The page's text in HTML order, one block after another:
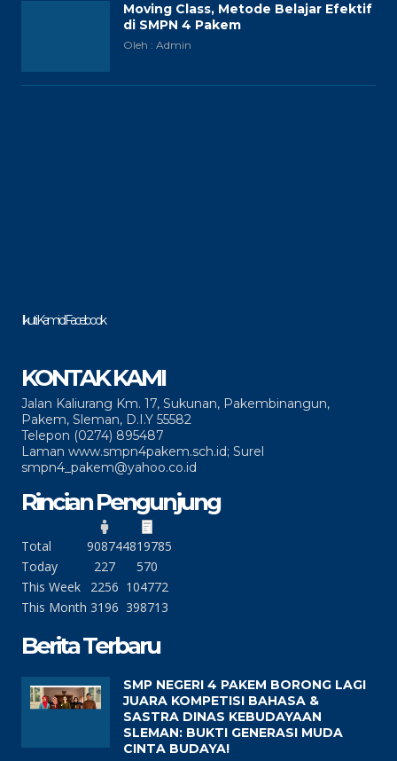
Moving Class, Metode Belajar Efektif
di SMPN 4 Pakem
Oleh : Admin
Ikuti Kami di Facebook
KONTAK KAMI
Jalan Kaliurang Km. 17, Sukunan, Pakembinangun,
Pakem, Sleman, D.I.Y 55582
Telepon (0274) 895487
Laman www.smpn4pakem.sch.id; Surel
smpn4_pakem@yahoo.co.id
Rincian Pengunjung
Total 908744819785
Today
227
570
This Week
2256 104772
This Month 3196 398713
Berita Terbaru
SMP NEGERI 4 PAKEM BORONG LAGI
JUARA KOMPETISI BAHASA &
SASTRA DINAS KEBUDAYAAN
SLEMAN: BUKTI GENERASI MUDA
CINTA BUDAYA!